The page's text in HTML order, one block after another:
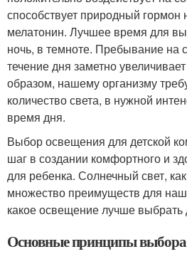
способствует природный гормон
мелатонин. Лучшее время для
ночь, в темноте. Пребывание на
течение дня заметно
образом, нашему организму
количество света, в нужной
время дня.
Выбор освещения для детской
шаг в создании комфортного и
для ребенка. Солнечный свет,
множество преимуществ для
какое освещение лучше выбрать
Основные принципы